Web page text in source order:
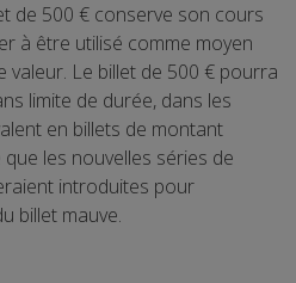
de 500 € conserve son cours
à être utilisé comme moyen
valeur. Le billet de 500 € pourra
limite de durée, dans les
en billets de montant
les nouvelles séries de
introduites pour
billet mauve.